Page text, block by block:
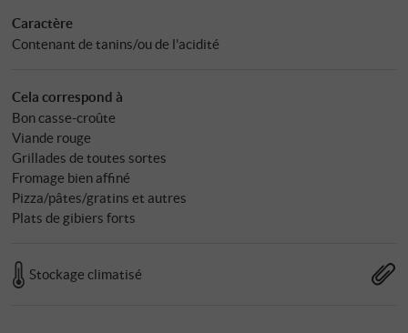
Caractère
Contenant de tanins/ou de l'acidité
Cela correspond à
Bon casse-croûte
Viande rouge
Grillades de toutes sortes
Fromage bien affiné
Pizza/pâtes/gratins et autres
Plats de gibiers forts
Stockage climatisé